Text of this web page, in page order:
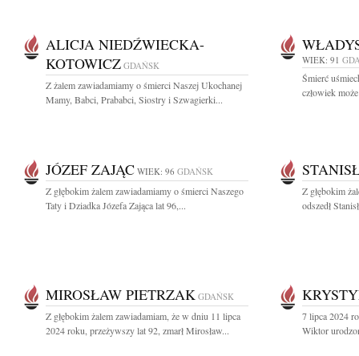
ALICJA NIEDŹWIECKA-
KOTOWICZ GDAŃSK
Z żalem zawiadamiamy o śmierci Naszej Ukochanej
Mamy, Babci, Prababci, Siostry i Szwagierki...
WIEK: 91
Śmierć
człowiek
JÓZEF ZAJĄC WIEK: 96 GDAŃSK
Z głębokim żalem zawiadamiamy o śmierci Naszego
Taty i Dziadka Józefa Zająca lat 96,...
Z głębokim
odszedł
MIROSŁAW PIETRZAK GDAŃSK
Z głębokim żalem zawiadamiam, że w dniu 11 lipca
2024 roku, przeżywszy lat 92, zmarł Mirosław...
7 lipca 2024
Wiktor